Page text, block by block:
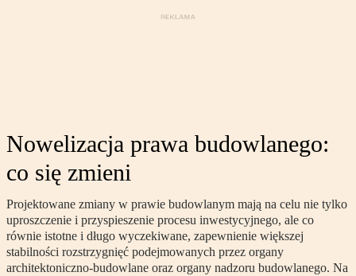
Nowelizacja prawa budowlanego:
co się zmieni
Projektowane zmiany w prawie budowlanym mają na celu nie tylko
uproszczenie i przyspieszenie procesu inwestycyjnego, ale co
równie istotne i długo wyczekiwane, zapewnienie większej
stabilności rozstrzygnięć podejmowanych przez organy
architektoniczno-budowlane oraz organy nadzoru budowlanego. Na